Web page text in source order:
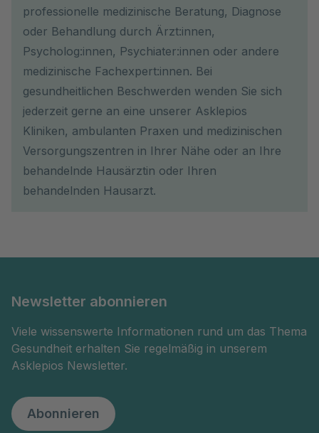
professionelle medizinische Beratung, Diagnose
oder Behandlung durch Ärzt:innen,
Psycholog:innen, Psychiater:innen oder andere
medizinische Fachexpert:innen. Bei
gesundheitlichen Beschwerden wenden Sie sich
jederzeit gerne an eine unserer Asklepios
Kliniken, ambulanten Praxen und medizinischen
Versorgungszentren in Ihrer Nähe oder an Ihre
behandelnde Hausärztin oder Ihren
behandelnden Hausarzt.
Newsletter abonnieren
Viele wissenswerte Informationen rund um das Thema
Gesundheit erhalten Sie regelmäßig in unserem
Asklepios Newsletter.
Abonnieren